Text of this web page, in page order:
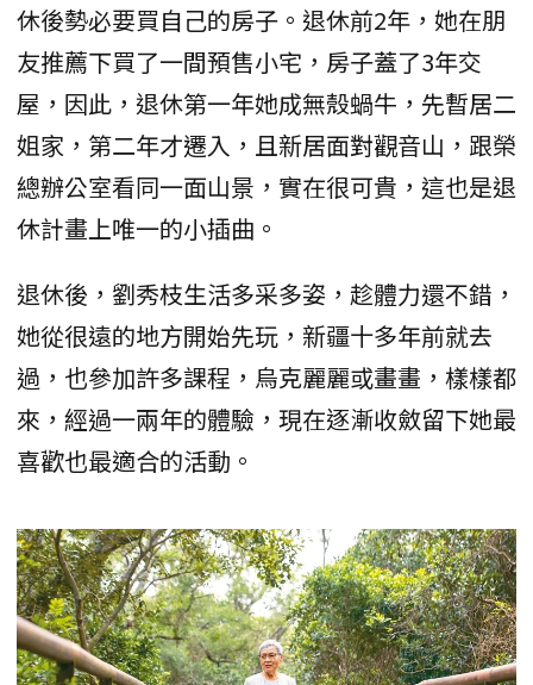
休後勢必要買自己的房子。退休前2年，她在朋
友推薦下買了一間預售小宅，房子蓋了3年交
屋，因此，退休第一年她成無殼蝸牛，先暫居二
姐家，第二年才遷入，且新居面對觀音山，跟榮
總辦公室看同一面山景，實在很可貴，這也是退
休計畫上唯一的小插曲。
退休後，劉秀枝生活多采多姿，趁體力還不錯，
她從很遠的地方開始先玩，新疆十多年前就去
過，也參加許多課程，烏克麗麗或畫畫，樣樣都
來，經過一兩年的體驗，現在逐漸收斂留下她最
喜歡也最適合的活動。